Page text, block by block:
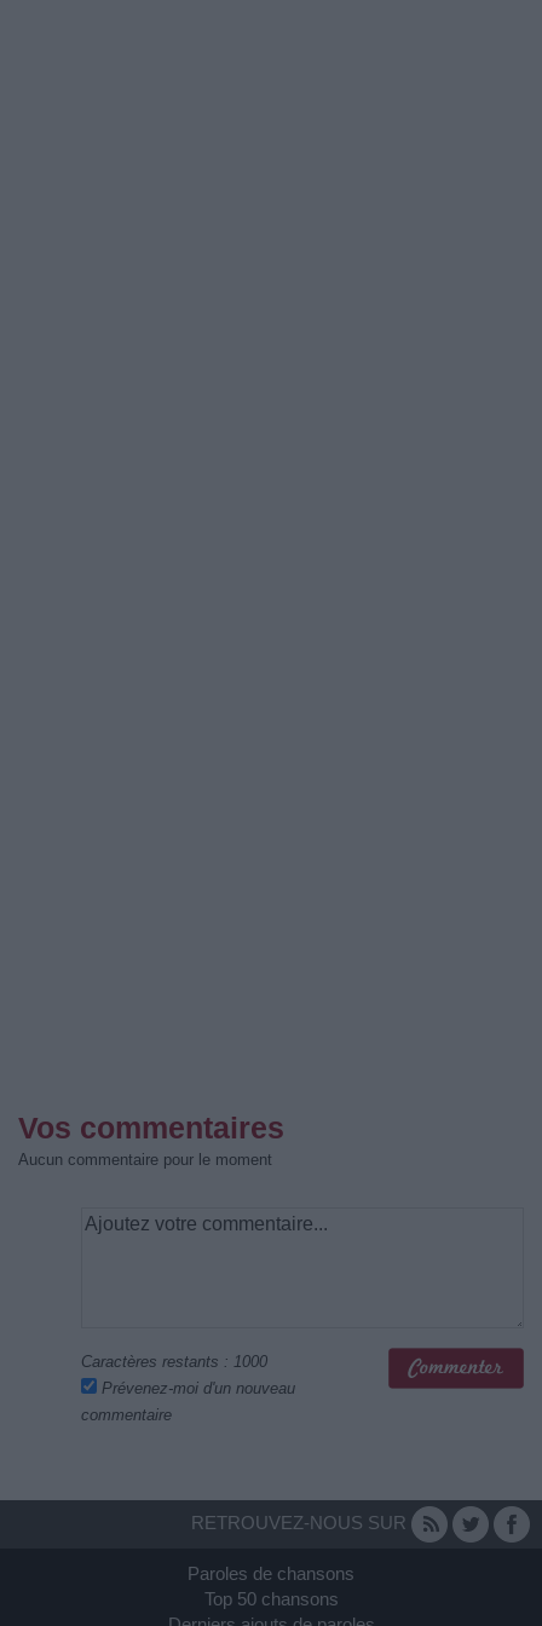
Vos commentaires
Aucun commentaire pour le moment
Caractères restants : 1000
Prévenez-moi d'un nouveau
commentaire
RETROUVEZ-NOUS SUR
Paroles de chansons
Top 50 chansons